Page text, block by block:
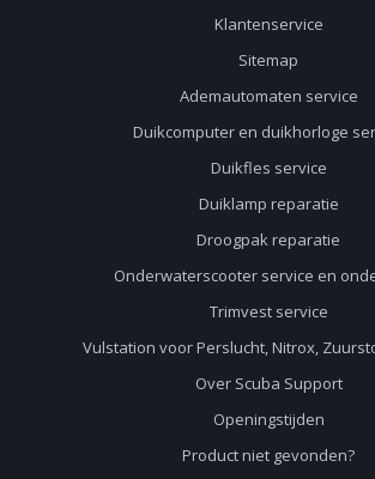
Klantenservice
Sitemap
Ademautomaten service
Duikcomputer en duikhorloge
Duikfles service
Duiklamp reparatie
Droogpak reparatie
Onderwaterscooter service en
Trimvest service
Vulstation voor Perslucht, Nitrox,
Over Scuba Support
Openingstijden
Product niet gevonden?